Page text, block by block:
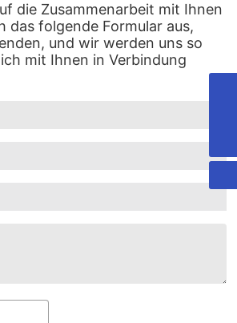
die Zusammenarbeit mit Ihnen
das folgende Formular aus,
und wir werden uns so
mit Ihnen in Verbindung